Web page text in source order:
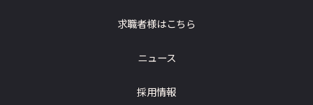
求職者様はこちら
ニュース
採用情報